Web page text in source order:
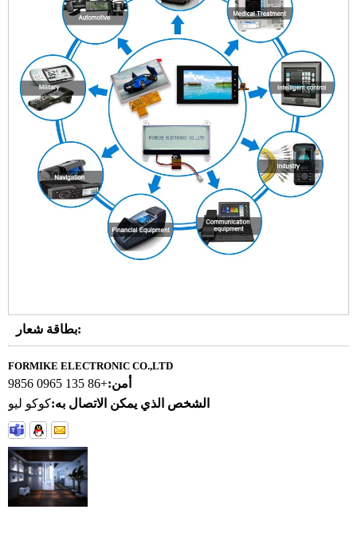
بطاقة شعار:
FORMIKE ELECTRONIC CO.,LTD
أمن:+86 135 0965 9856
الشخص الذي يمكن الاتصال به:كوكو ليو